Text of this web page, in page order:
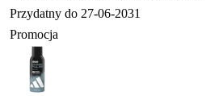
Przydatny do 27-06-2031
Promocja